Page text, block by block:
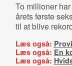
To millioner
årets første
til at blive
Læs også:
Læs også: En
Læs også: